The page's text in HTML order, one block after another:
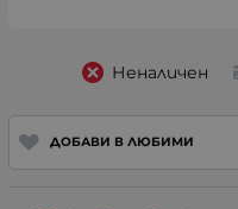
Неналичен
ДОБАВИ В ЛЮБИМИ